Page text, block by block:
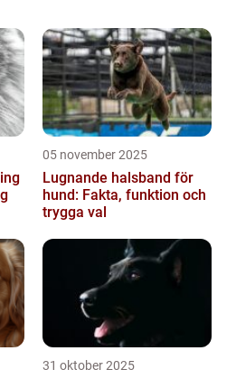
små gn...
05 november 2025
Lugnande halsband för
hund: Fakta, funktion och
trygga val
31 oktober 2025